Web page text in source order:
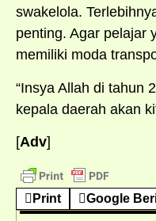
swakelola.
penting. Agar pelajar
memiliki moda
“Insya Allah di tahun
kepala daerah akan
[Adv]
Print Google